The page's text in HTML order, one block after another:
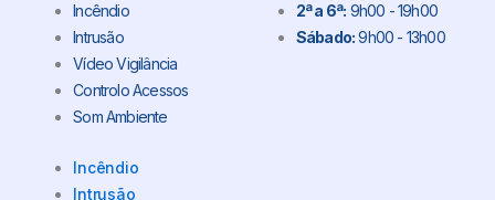
Incêndio
Intrusão
Vídeo Vigilância
Controlo Acessos
Som Ambiente
Incêndio
Intrusão
2ª a 6ª: 9h00 - 19h00
Sábado:9h00 - 13h00